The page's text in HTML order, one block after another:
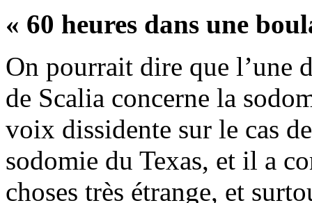
« 60 heures dans une
On pourrait dire que l’une
de Scalia concerne la
voix dissidente sur le cas
sodomie du Texas, et il a
choses très étrange, et